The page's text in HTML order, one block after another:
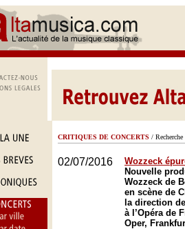
CRITIQUES DE CONCERTS / Recherche
02/07/2016
Wozzeck
Nouvelle
Wozzeck de
en scène de
la direction
à l’Opéra de
Oper,